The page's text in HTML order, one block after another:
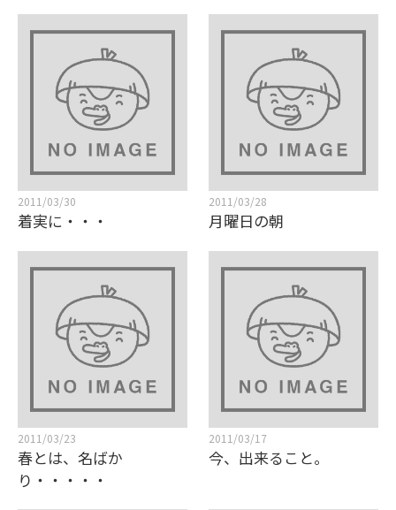
2011/03/30
着実に・・・
2011/03/28
月曜日の朝
2011/03/23
春とは、名ばか
り・・・・・
2011/03/17
今、出来ること。